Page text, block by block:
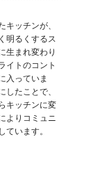
キッチンが、
明るくするス
生まれ変わり
イトのコント
入っていま
したことで、
キッチンに変
よりコミュニ
います。